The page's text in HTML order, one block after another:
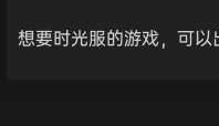
想要时光服的游戏，可以